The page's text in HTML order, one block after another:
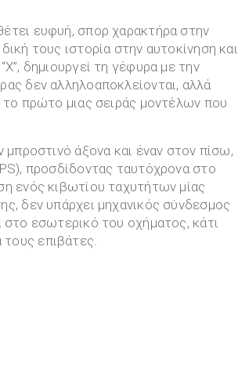
ευφυή, σπορ χαρακτήρα στην
τους ιστορία στην αυτοκίνηση και
δημιουργεί τη γέφυρα με την
δεν αλληλοαποκλείονται, αλλά
το πρώτο μιας σειράς μοντέλων που
μπροστινό άξονα και έναν στον πίσω,
προσδίδοντας ταυτόχρονα στο
ενός κιβωτίου ταχυτήτων μίας
δεν υπάρχει μηχανικός σύνδεσμος
στο εσωτερικό του οχήματος, κάτι
επιβάτες.